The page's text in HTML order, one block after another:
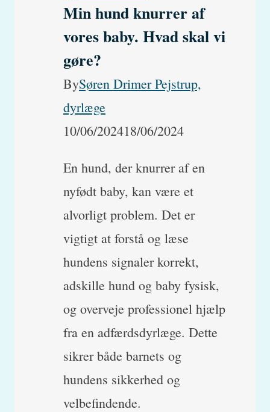
Min hund knurrer af
vores baby. Hvad skal vi
gøre?
BySøren Drimer Pejstrup,
dyrlæge
10/06/202418/06/2024
En hund, der knurrer af en
nyfødt baby, kan være et
alvorligt problem. Det er
vigtigt at forstå og læse
hundens signaler korrekt,
adskille hund og baby fysisk,
og overveje professionel hjælp
fra en adfærdsdyrlæge. Dette
sikrer både barnets og
hundens sikkerhed og
velbefindende.